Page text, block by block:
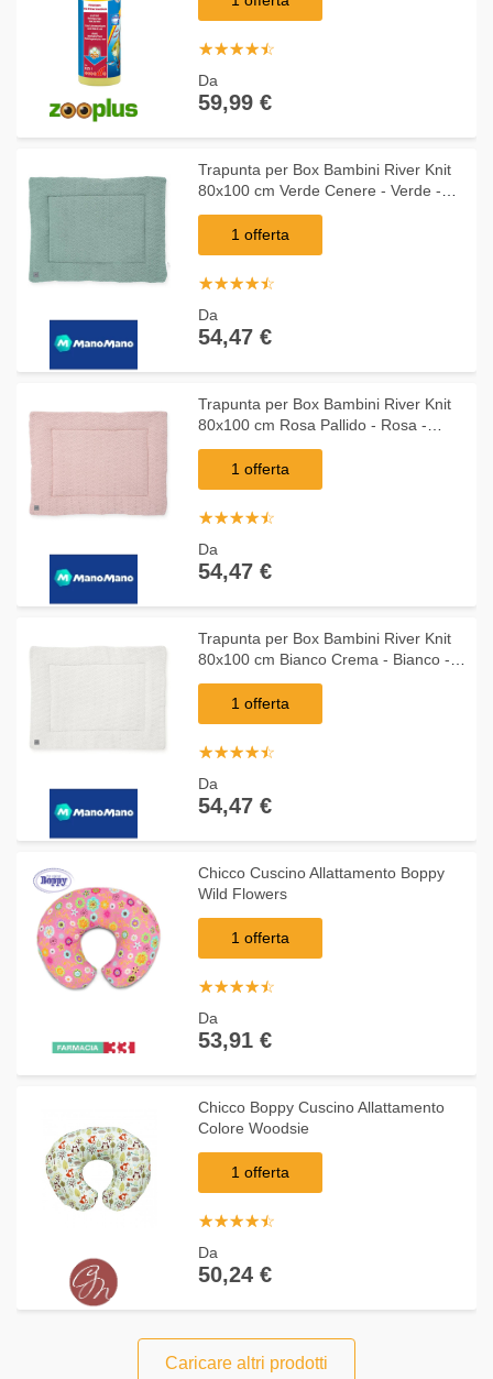
☆☆☆☆☆
★★★★★
Da
59,99 €
Trapunta per Box Bambini River Knit
80x100 cm Verde Cenere - Verde -
Jollein
1 offerta
☆☆☆☆☆
★★★★★
Da
54,47 €
Trapunta per Box Bambini River Knit
80x100 cm Rosa Pallido - Rosa -
Jollein
1 offerta
☆☆☆☆☆
★★★★★
Da
54,47 €
Trapunta per Box Bambini River Knit
80x100 cm Bianco Crema - Bianco -
Jollein
1 offerta
☆☆☆☆☆
★★★★★
Da
54,47 €
Chicco Cuscino Allattamento Boppy
Wild Flowers
1 offerta
☆☆☆☆☆
★★★★★
Da
53,91 €
Chicco Boppy Cuscino Allattamento
Colore Woodsie
1 offerta
☆☆☆☆☆
★★★★★
Da
50,24 €
Caricare altri prodotti